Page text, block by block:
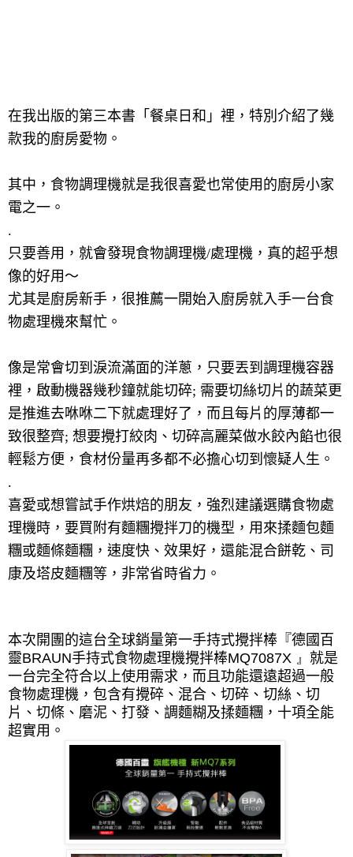
在我出版的第三本書「餐桌日和」裡，特別介紹了幾
款我的廚房愛物。
其中，食物調理機就是我很喜愛也常使用的廚房小家
電之一。
.
只要善用，就會發現食物調理機/處理機，真的超乎想
像的好用～
尤其是廚房新手，很推薦一開始入廚房就入手一台食
物處理機來幫忙。
像是常會切到淚流滿面的洋蔥，只要丟到調理機容器
裡，啟動機器幾秒鐘就能切碎; 需要切絲切片的蔬菜更
是推進去咻咻二下就處理好了，而且每片的厚薄都一
致很整齊; 想要攪打絞肉、切碎高麗菜做水餃內餡也很
輕鬆方便，食材份量再多都不必擔心切到懷疑人生。
.
喜愛或想嘗試手作烘焙的朋友，強烈建議選購食物處
理機時，要買附有麵糰攪拌刀的機型，用來揉麵包麵
糰或麵條麵糰，速度快、效果好，還能混合餅乾、司
康及塔皮麵糰等，非常省時省力。
本次開團的這台全球銷量第一手持式攪拌棒『德國百
靈BRAUN手持式食物處理機攪拌棒MQ7087X 』 就是
一台完全符合以上使用需求，而且功能還遠超過一般
食物處理機，包含有攪碎、混合、切碎、切絲、切
片、切條、磨泥、打發、調麵糊及揉麵糰，十項全能
超實用。